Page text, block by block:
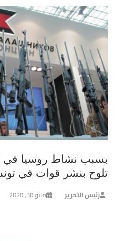
بسبب نشاط روسيا في
تلوح بنشر قوات في
رئيس التحرير مايو 30, 2020